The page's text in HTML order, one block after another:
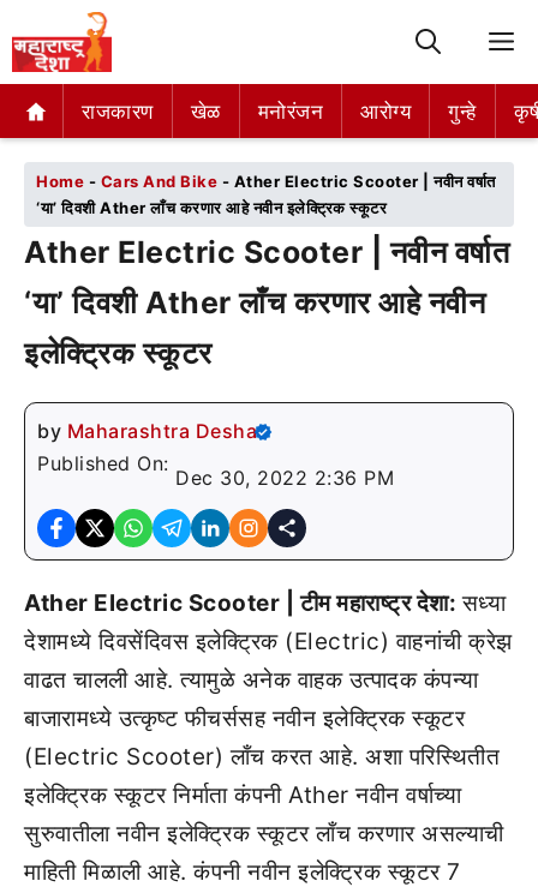
राजकारण खेळ मनोरंजन आरोग्य गुन्हे
राजकारण खेळ मनोरंजन आरोग्य गुन्हे
Home - Cars And Bike - Ather Electric Scooter | नवीन वर्षात
‘या’ दिवशी Ather लाँच करणार आहे नवीन इलेक्ट्रिक स्कूटर
Ather Electric Scooter | नवीन वर्षात
‘या’ दिवशी Ather लाँच करणार आहे नवीन
इलेक्ट्रिक स्कूटर
by Maharashtra Desha
Published On:
Dec 30, 2022 2:36 PM
Ather Electric Scooter | टीम महाराष्ट्र देशा:सध्या
देशामध्ये दिवसेंदिवस इलेक्ट्रिक (Electric) वाहनांची क्रेझ
वाढत चालली आहे. त्यामुळे अनेक वाहक उत्पादक कंपन्या
बाजारामध्ये उत्कृष्ट फीचर्ससह नवीन इलेक्ट्रिक स्कूटर
(Electric Scooter) लाँच करत आहे. अशा परिस्थितीत
इलेक्ट्रिक स्कूटर निर्माता कंपनी Ather नवीन वर्षाच्या
सुरुवातीला नवीन इलेक्ट्रिक स्कूटर लाँच करणार असल्याची
माहिती मिळाली आहे. कंपनी नवीन इलेक्ट्रिक स्कूटर 7